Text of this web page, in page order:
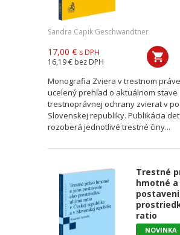
Sandra Capik Geschwandtner
17,00 € s DPH
16,19 € bez DPH
Monografia Zviera v trestnom
ucelený prehľad o aktuálnom stave
trestnoprávnej ochrany zvierat v
Slovenskej republiky. Publikácia
rozoberá jednotlivé trestné činy...
Trestné
hmotné a
ratio
NOVINKA